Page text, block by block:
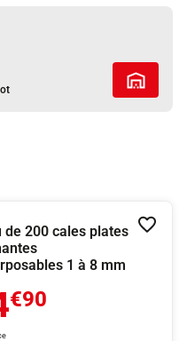
Tous les
de 200 cales plates
1 à 8 mm
€90